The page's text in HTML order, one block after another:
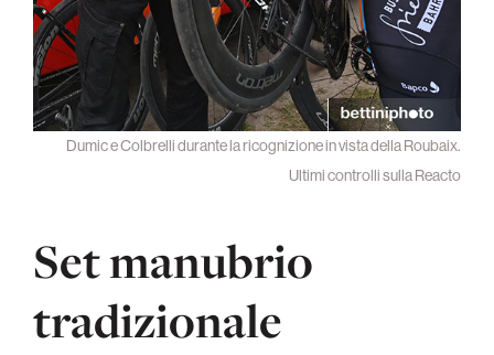
Dumic e Colbrelli durante la ricognizione in vista della Roubaix.
Ultimi controlli sulla Reacto
Set manubrio
tradizionale